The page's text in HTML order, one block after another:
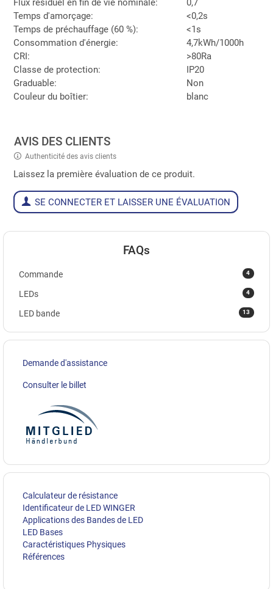
Flux résiduel en fin de vie nominale:
0,7
Temps d'amorçage:
<0,2s
Temps de préchauffage (60 %):
<1s
Consommation d'énergie:
4,7kWh/1000h
CRI:
>80Ra
Classe de protection:
IP20
Graduable:
Non
Couleur du boîtier:
blanc
AVIS DES CLIENTS
Authenticité des avis clients
Laissez la première évaluation de ce produit.
SE CONNECTER ET LAISSER UNE ÉVALUATION
FAQs
4
Commande
4
LEDs
13
LED bande
Demande d'assistance
Consulter le billet
Calculateur de résistance
Identificateur de LED WINGER
Applications des Bandes de LED
LED Bases
Caractéristiques Physiques
Références